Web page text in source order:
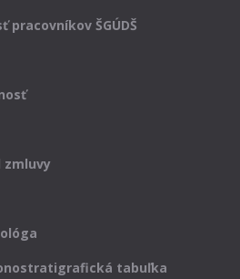
pracovníkov ŠGÚDŠ
zmluvy
tabuľka